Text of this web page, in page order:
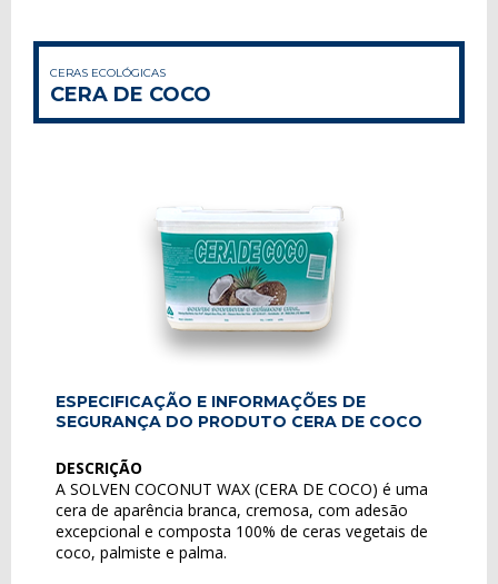
CERAS ECOLÓGICAS
CERA DE COCO
ESPECIFICAÇÃO E INFORMAÇÕES DE
SEGURANÇA DO PRODUTO CERA DE COCO
DESCRIÇÃO
A SOLVEN COCONUT WAX (CERA DE COCO) é uma
cera de aparência branca, cremosa, com adesão
excepcional e composta 100% de ceras vegetais de
coco, palmiste e palma.